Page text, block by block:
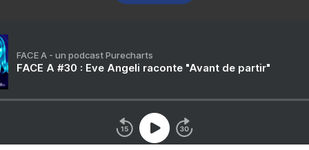
FACE A - un podcast Purecharts
FACE A #30 : Eve Angeli raconte "Avant de partir"